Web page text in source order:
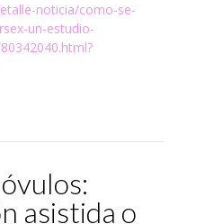
noticia/como-se-
un-estudio-
asistida o